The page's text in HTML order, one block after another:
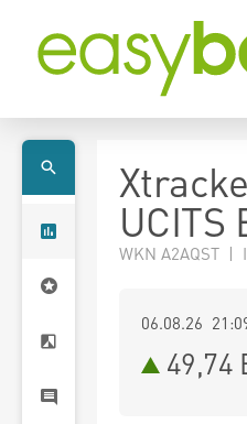
UCITS
WKN A2AQST |
06.08.26
49,74